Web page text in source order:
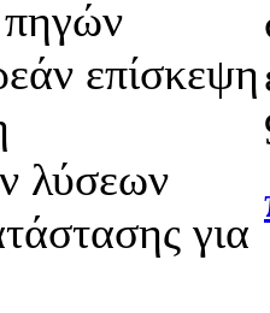
επίσκεψη
λύσεων
για